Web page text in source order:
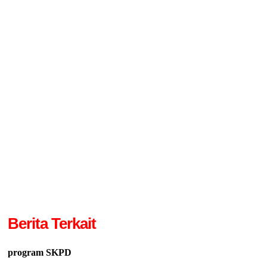
Berita Terkait
program SKPD